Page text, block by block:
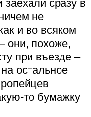
сразу в
не
и во всяком
они, похоже,
при въезде –
остальное
то бумажку